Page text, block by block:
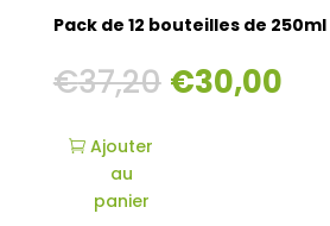
Pack de 12 bouteilles de 250ml
€37,20 €30,00
Ajouter
au
panier